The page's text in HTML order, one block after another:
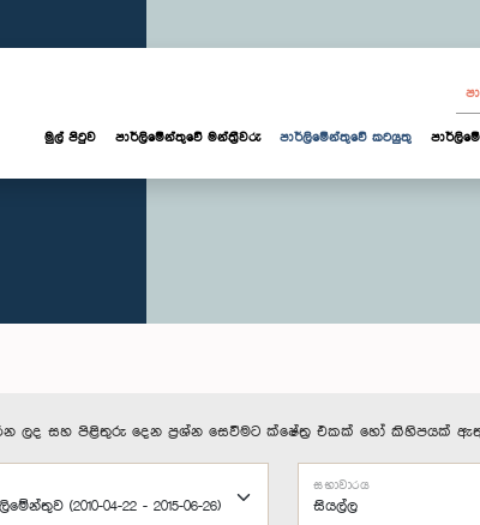
මුල් පිටුව පාර්ලි‌මේන්තුවේ මන්ත්‍රීවරු පාර්ලිමේන්තුවේ කටයුතු
ලද සහ පිළිතුරු දෙන ප්‍රශ්න සෙවීමට ක්ෂේත්‍ර එකක් හෝ කිහිපයක්
සභාවාරය